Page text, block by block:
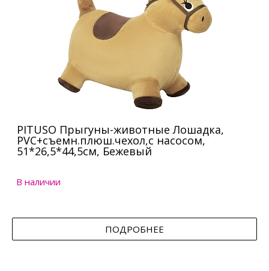
PITUSO Прыгуны-животные Лошадка,
PVC+съемн.плюш.чехол,с насосом,
51*26,5*44,5см, Бежевый
В наличии
ПОДРОБНЕЕ